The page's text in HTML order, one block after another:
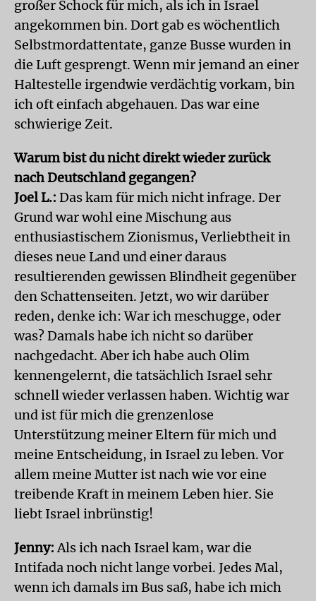
großer Schock für mich, als ich in Israel
angekommen bin. Dort gab es wöchentlich
Selbstmordattentate, ganze Busse wurden in
die Luft gesprengt. Wenn mir jemand an einer
Haltestelle irgendwie verdächtig vorkam, bin
ich oft einfach abgehauen. Das war eine
schwierige Zeit.
Warum bist du nicht direkt wieder zurück
nach Deutschland gegangen?
Joel L.: Das kam für mich nicht infrage. Der
Grund war wohl eine Mischung aus
enthusiastischem Zionismus, Verliebtheit in
dieses neue Land und einer daraus
resultierenden gewissen Blindheit gegenüber
den Schattenseiten. Jetzt, wo wir darüber
reden, denke ich: War ich meschugge, oder
was? Damals habe ich nicht so darüber
nachgedacht. Aber ich habe auch Olim
kennengelernt, die tatsächlich Israel sehr
schnell wieder verlassen haben. Wichtig war
und ist für mich die grenzenlose
Unterstützung meiner Eltern für mich und
meine Entscheidung, in Israel zu leben. Vor
allem meine Mutter ist nach wie vor eine
treibende Kraft in meinem Leben hier. Sie
liebt Israel inbrünstig!
Jenny:Als ich nach Israel kam, war die
Intifada noch nicht lange vorbei. Jedes Mal,
wenn ich damals im Bus saß, habe ich mich